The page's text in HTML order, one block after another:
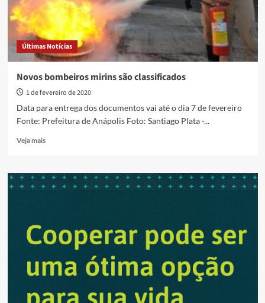
Últimas Notícias
Novos bombeiros mirins são classificados
1 de fevereiro de 2020
Data para entrega dos documentos vai até o dia 7 de fevereiro
Fonte: Prefeitura de Anápolis Foto: Santiago Plata -...
Veja maisRead
Novos
bombeiros